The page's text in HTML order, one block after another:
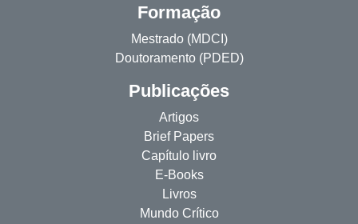
Formação
Mestrado (MDCI)
Doutoramento (PDED)
Publicações
Artigos
Brief Papers
Capítulo livro
E-Books
Livros
Mundo Crítico